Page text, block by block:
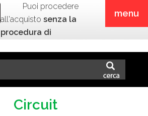
menu
Puoi procedere
all'acquisto senza la
procedura di
Circuit